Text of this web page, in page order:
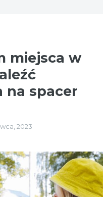
miejsca w
na spacer
2023